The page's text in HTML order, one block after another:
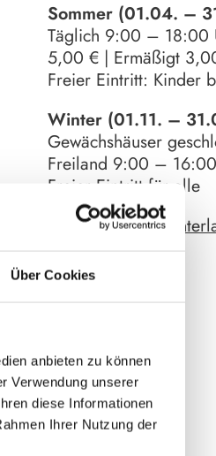
Über Cookies
anbieten zu können
Verwendung unserer
diese Informationen
Ihrer Nutzung der
Sommer (01.04. –
Täglich 9:00 – 18:00
5,00 € | Ermäßigt
Freier Eintritt: Kinder
Winter (01.11. –
Gewächshäuser
Freiland 9:00 –
Freier Eintritt für alle
Lageplan